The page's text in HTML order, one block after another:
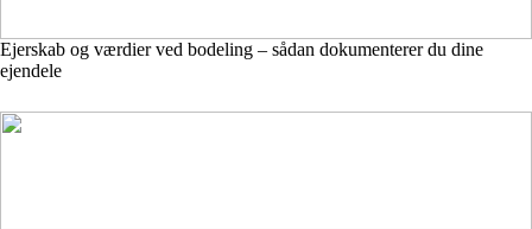
Ejerskab og værdier ved bodeling – sådan dokumenterer du dine
ejendele